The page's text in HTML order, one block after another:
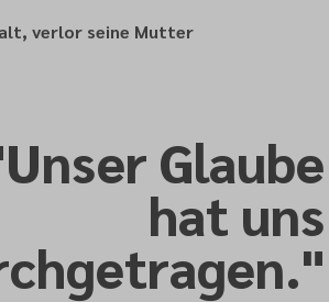
verlor seine Mutter
Glaube
hat uns